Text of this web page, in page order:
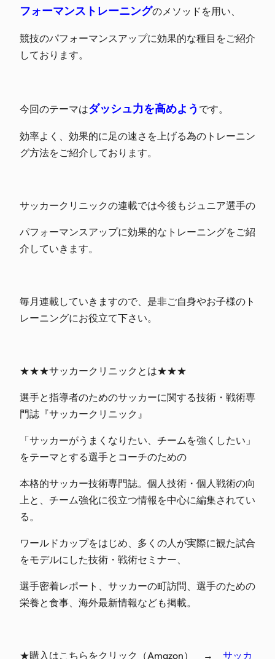
フォーマンストレーニングのメソッドを用い、
競技のパフォーマンスアップに効果的な種目をご紹介
しております。
今回のテーマはダッシュ力を高めよう です。
効率よく、効果的に足の速さを上げる為のトレーニン
グ方法をご紹介しております。
サッカークリニックの連載では今後もジュニア選手の
パフォーマンスアップに効果的なトレーニングをご紹
介していきます。
毎月連載していきますので、是非ご自身やお子様のト
レーニングにお役立て下さい。
★★★サッカークリニックとは★★★
選手と指導者のためのサッカーに関する技術・戦術専
門誌『サッカークリニック』
「サッカーがうまくなりたい、チームを強くしたい」
をテーマとする選手とコーチのための
本格的サッカー技術専門誌。個人技術・個人戦術の向
上と、チーム強化に役立つ情報を中心に編集されてい
る。
ワールドカップをはじめ、多くの人が実際に観た試合
をモデルにした技術・戦術セミナー、
選手密着レポート、サッカーの町訪問、選手のための
栄養と食事、海外最新情報なども掲載。
★購入はこちらをクリック（Amazon） → サッカ